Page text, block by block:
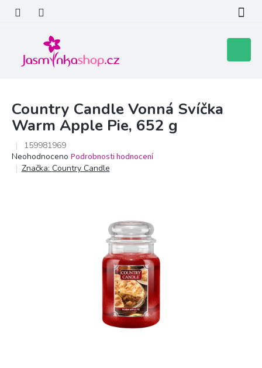
obsah
košík
Country Candle Vonná Svíčka
Warm Apple Pie, 652 g
159981969
Průměrné
hodnocení
Neohodnoceno Podrobnosti hodnocení
Značka: Country Candle